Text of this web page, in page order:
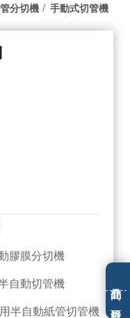
分切機 手動式切管機
膠膜分切機
自動切管機
半自動紙管切管機